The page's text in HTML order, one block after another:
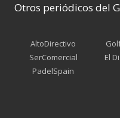
Otros periódicos del
AltoDirectivo
SerComercial
PadelSpain
El